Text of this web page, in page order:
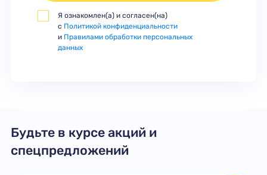
Я ознакомлен(а) и согласен(на)
с Политикой конфиденциальности
и Правилами обработки персональных
данных
Будьте в курсе акций и
спецпредложений